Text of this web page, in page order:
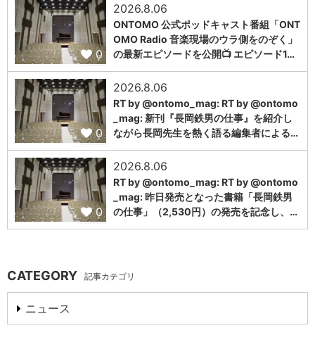
0
2026.8.06
ONTOMO 公式ポッドキャスト番組「ONT
OMO Radio 音楽現場のウラ側をのぞく」
の最新エピソードを公開📺 エピソード1…
0
2026.8.06
RT by @ontomo_mag: RT by @ontomo
_mag: 新刊『長岡鉄男の仕事』を紹介し
ながら長岡先生を熱く語る編集者による…
0
2026.8.06
RT by @ontomo_mag: RT by @ontomo
_mag: 昨日発売となった書籍「長岡鉄男
の仕事」（2,530円）の発売を記念し、…
CATEGORY 記事カテゴリ
ニュース